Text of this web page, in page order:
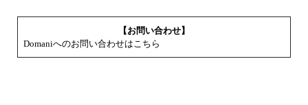
【お問い合わせ】
Domaniへのお問い合わせはこちら